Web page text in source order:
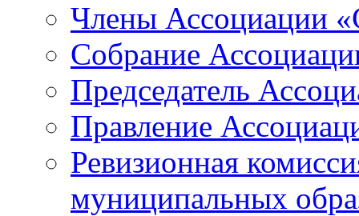
Члены Ассоциации
Собрание
Председатель
Правление
Ревизионная
муниципальных